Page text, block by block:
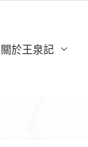
關於王泉記